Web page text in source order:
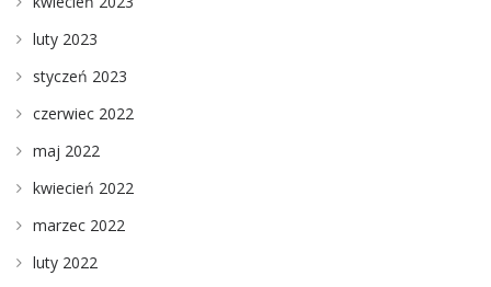
luty 2023
styczeń 2023
czerwiec 2022
maj 2022
kwiecień 2022
marzec 2022
luty 2022